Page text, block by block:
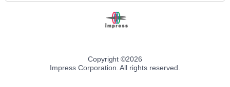
Copyright ©2026
Impress Corporation. All rights reserved.